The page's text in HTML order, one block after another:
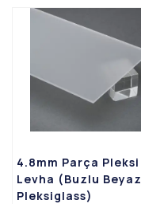
4.8mm Parça Pleksi
Levha (Buzlu Beyaz
Pleksiglass)